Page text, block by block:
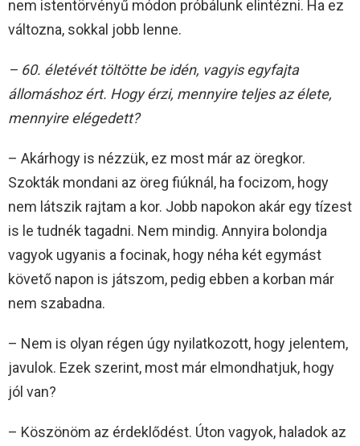
nem istentörvényű módon próbálunk elintézni. Ha ez
változna, sokkal jobb lenne.
– 60. életévét töltötte be idén, vagyis egyfajta
állomáshoz ért. Hogy érzi, mennyire teljes az élete,
mennyire elégedett?
– Akárhogy is nézzük, ez most már az öregkor.
Szokták mondani az öreg fiúknál, ha focizom, hogy
nem látszik rajtam a kor. Jobb napokon akár egy tízest
is le tudnék tagadni. Nem mindig. Annyira bolondja
vagyok ugyanis a focinak, hogy néha két egymást
követő napon is játszom, pedig ebben a korban már
nem szabadna.
– Nem is olyan régen úgy nyilatkozott, hogy jelentem,
javulok. Ezek szerint, most már elmondhatjuk, hogy
jól van?
– Köszönöm az érdeklődést. Úton vagyok, haladok az